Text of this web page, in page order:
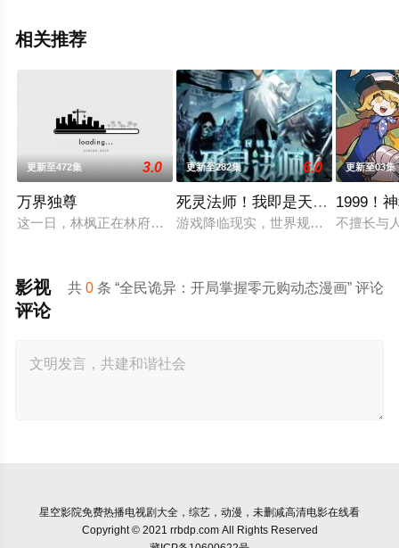
相关推荐
更新至472集 3.0
万界独尊
这一日，林枫正在林府凝聚武魂，不想，他才刚将剑武魂修炼
更新至282集 6.0
死灵法师！我即是天灾动态漫画
游戏降临现实，世界规则颠覆，人类
更新至03集
1999！
不擅长与
共0 条 “全民诡异：开局掌握零元购动态漫画” 评论
影视
评论
星空影院免费热播电视剧大全，综艺，动漫，未删减高清电影在线看
Copyright © 2021 rrbdp.com All Rights Reserved